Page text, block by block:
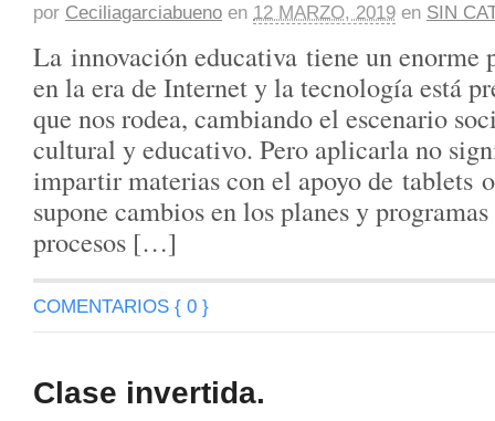
por Ceciliagarciabueno en 12 MARZO, 2019 en SIN
La innovación educativa tiene un
en la era de Internet y la tecnología está
que nos rodea, cambiando el escenario
cultural y educativo. Pero aplicarla no
impartir materias con el apoyo de tablets
supone cambios en los planes y
procesos […]
COMENTARIOS { 0 }
Clase invertida.